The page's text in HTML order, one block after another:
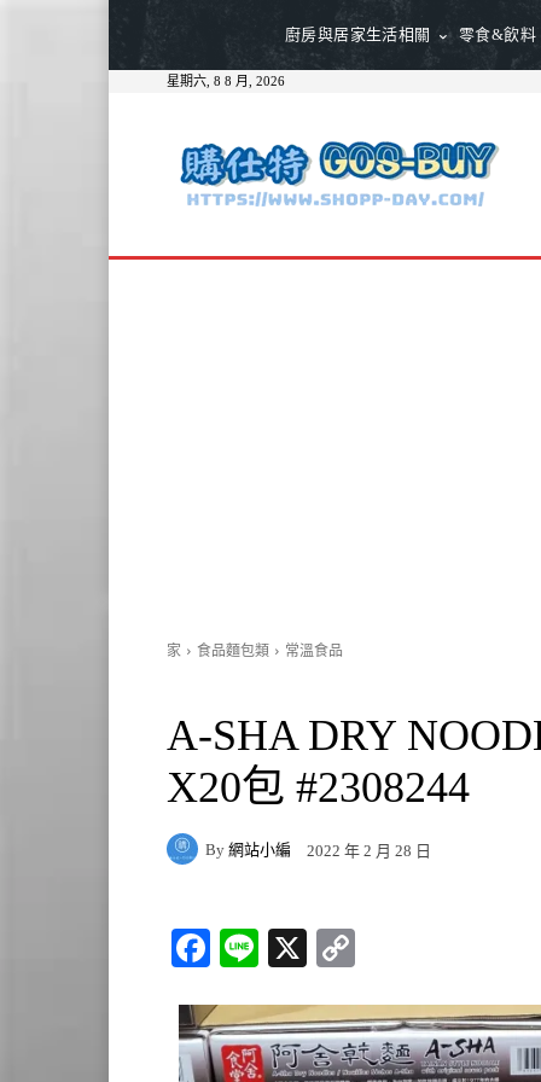
廚房與居家生活相關 零食&飲料
星期六, 8 8 月, 2026
家 食品麵包類 常溫食品
A-SHA DRY
X20包 #2308244
By 網站小編 2022 年 2 月 28 日
Fa
bo
ok
Li
X
y
Li